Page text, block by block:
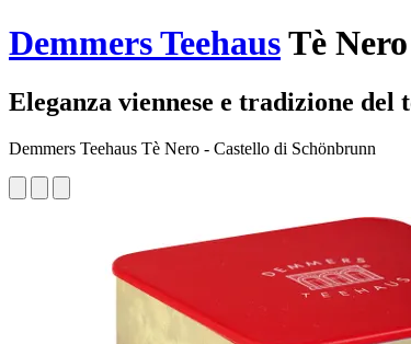
Demmers TeehausTè
Eleganza viennese e tradizione del
Demmers Teehaus Tè Nero - Castello di Schönbrunn